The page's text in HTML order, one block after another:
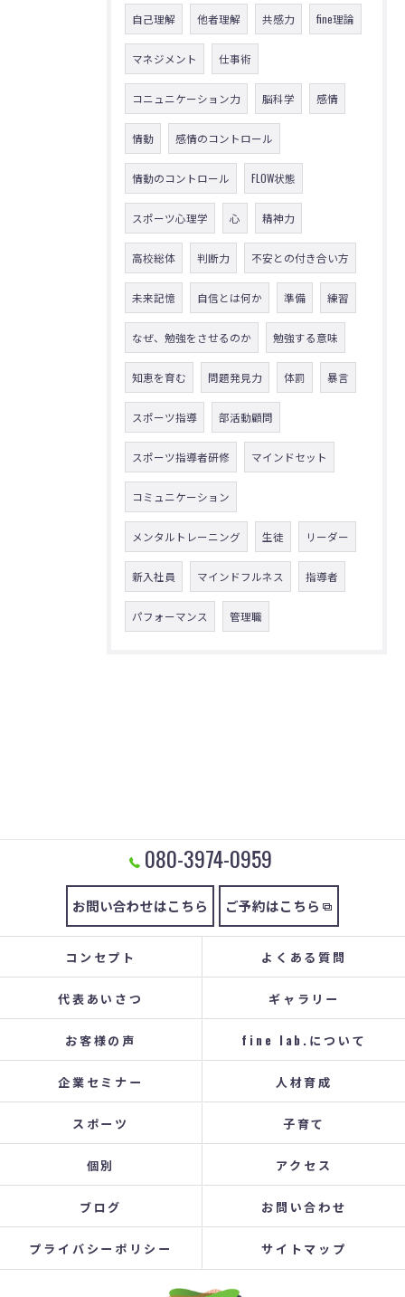
自己理解 他者理解 共感力 fine理論
マネジメント 仕事術
コニュニケーション力 脳科学 感情
情動 感情のコントロール
情動のコントロール FLOW状態
スポーツ心理学 心 精神力
高校総体 判断力 不安との付き合い方
未来記憶 自信とは何か 準備 練習
なぜ、勉強をさせるのか 勉強する意味
知恵を育む 問題発見力 体罰 暴言
スポーツ指導 部活動顧問
スポーツ指導者研修 マインドセット
コミュニケーション
メンタルトレーニング 生徒 リーダー
新入社員 マインドフルネス 指導者
パフォーマンス 管理職
080-3974-0959
お問い合わせはこちら ご予約はこちら
コンセプト よくある質問
代表あいさつ ギャラリー
お客様の声 fine lab.について
企業セミナー 人材育成
スポーツ 子育て
個別 アクセス
ブログ お問い合わせ
プライバシーポリシー サイトマップ